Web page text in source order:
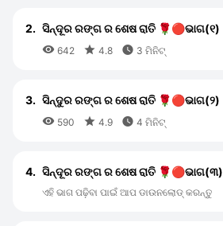
2. ସିନ୍ଦୂର ରଙ୍ଗ ର ଶେଷ ରାତି 🌹🔴ଭାଗ(୧)
 642  4.8  3 ମିନିଟ୍
3. ସିନ୍ଦୁର ରଙ୍ଗ ର ଶେଷ ରାତି 🌹🔴ଭାଗ(୨)
 590  4.9  4 ମିନିଟ୍
4. ସିନ୍ଦୂର ରଙ୍ଗ ର ଶେଷ ରାତି 🌹🔴ଭାଗ(୩)
ଏହି ଭାଗ ପଢ଼ିବା ପାଇଁ ଆପ ଡାଉନଲୋଡ୍ କରନ୍ତୁ